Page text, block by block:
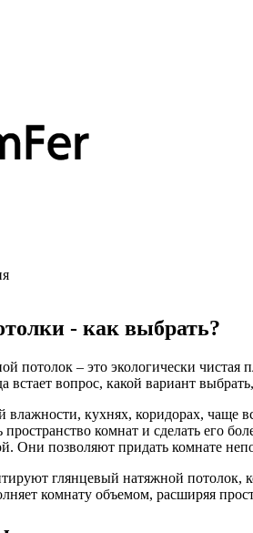
- как выбрать?
потолок – это экологически
встает вопрос, какой вариант
кухнях, коридорах, чаще
комнат и сделать его
Они позволяют придать комнате
глянцевый натяжной потолок,
комнату объемом, расширяя